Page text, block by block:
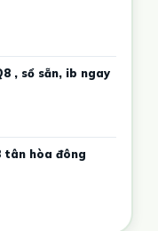
, sổ sẵn, ib ngay
tân hòa đông